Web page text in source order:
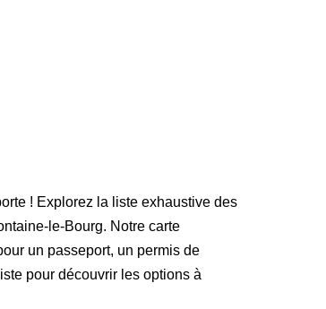
! Explorez la liste exhaustive des
le-Bourg. Notre carte
un passeport, un permis de
pour découvrir les options à